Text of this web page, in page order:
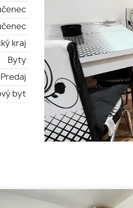
kraj
Byty
Predaj
byt